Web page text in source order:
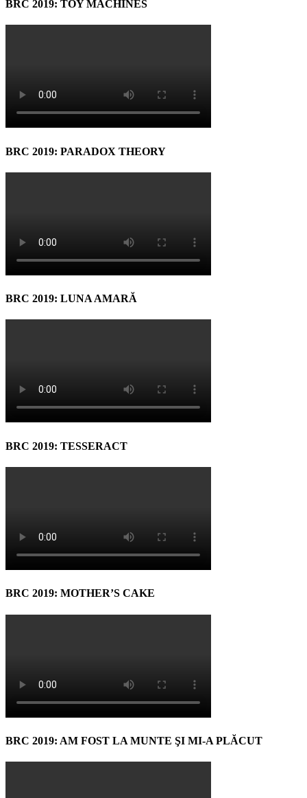
BRC 2019: TOY MACHINES
BRC 2019: PARADOX THEORY
BRC 2019: LUNA AMARĂ
BRC 2019: TESSERACT
BRC 2019: MOTHER’S CAKE
BRC 2019: AM FOST LA MUNTE ŞI MI-A PLĂCUT